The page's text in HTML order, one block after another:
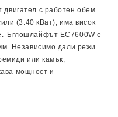
двигател с работен обем
(3.40 кВат), има висок
Ъглошлайфът ЕС7600W е
Независимо дали режи
или камък,
мощност и